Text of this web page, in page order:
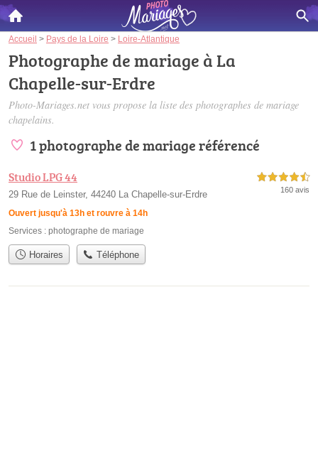
Accueil > Pays de la Loire > Loire-Atlantique
Photographe de mariage à La
Chapelle-sur-Erdre
Photo-Mariages.net vous propose la liste des photographes de mariage
chapelains.
1 photographe de mariage référencé
Studio LPG 44
29 Rue de Leinster, 44240 La Chapelle-sur-Erdre
Ouvert jusqu'à 13h et rouvre à 14h
4,5 étoiles sur 5
160 avis
Services : photographe de mariage
Horaires Téléphone